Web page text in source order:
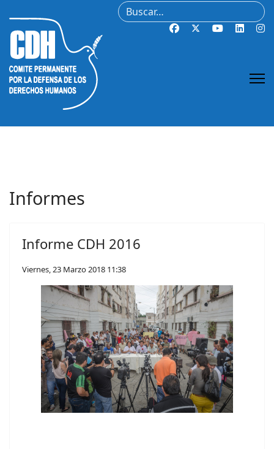
Buscar
Informes
Informe CDH 2016
Viernes, 23 Marzo 2018 11:38